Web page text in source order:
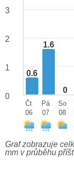
0.6
1.6
0
3
2
1
0
Čt
06
Pá
07
So
08
Graf zobrazuje
mm v průběhu